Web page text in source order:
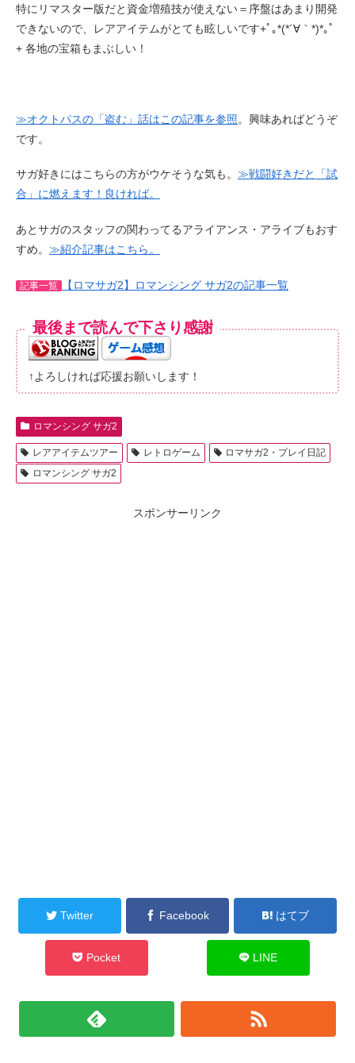
特にリマスター版だと資金増殖技が使えない＝序盤はあまり開発
できないので、レアアイテムがとても眩しいです+ﾟ｡*(*´∀｀*)*｡ﾟ
+ 各地の宝箱もまぶしい！
≫オクトパスの「盗む」話はこの記事を参照。興味あればどうぞ
です。
サガ好きにはこちらの方がウケそうな気も。 ≫戦闘好きだと「試
合」に燃えます！良ければ。
あとサガのスタッフの関わってるアライアンス・アライブもおす
すめ。 ≫紹介記事はこちら。
記事一覧 【ロマサガ2】ロマンシング サガ2の記事一覧
最後まで読んで下さり感謝
↑よろしければ応援お願いします！
ロマンシング サガ2
レアアイテムツアー レトロゲーム
ロマサガ2・プレイ日記
ロマンシング サガ2
スポンサーリンク
Twitter Facebook はてブ
Pocket LINE